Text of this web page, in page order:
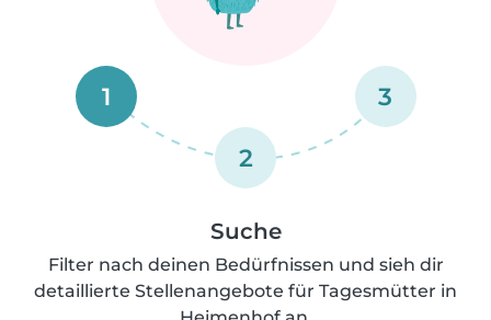
1
2
3
Suche
Filter nach deinen Bedürfnissen und sieh dir
detaillierte Stellenangebote für Tagesmütter in